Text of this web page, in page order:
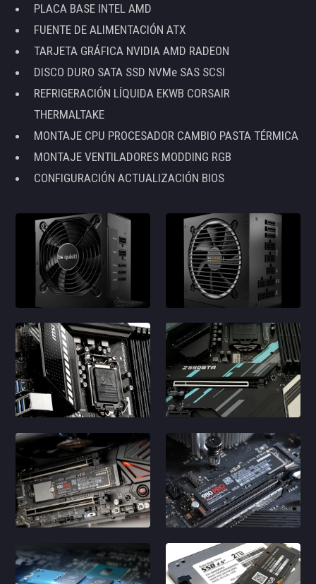
PLACA BASE INTEL AMD
FUENTE DE ALIMENTACIÓN ATX
TARJETA GRÁFICA NVIDIA AMD RADEON
DISCO DURO SATA SSD NVMe SAS SCSI
REFRIGERACIÓN LÍQUIDA EKWB CORSAIR
THERMALTAKE
MONTAJE CPU PROCESADOR CAMBIO PASTA TÉRMICA
MONTAJE VENTILADORES MODDING RGB
CONFIGURACIÓN ACTUALIZACIÓN BIOS